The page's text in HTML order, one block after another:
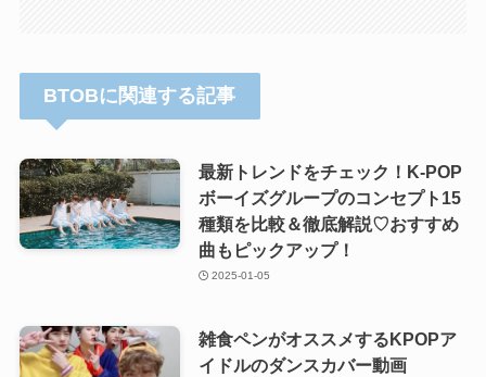
BTOBに関連する記事
最新トレンドをチェック！K-POP
ボーイズグループのコンセプト15
種類を比較＆徹底解説♡おすすめ
曲もピックアップ！
2025-01-05
雑食ペンがオススメするKPOPア
イドルのダンスカバー動画